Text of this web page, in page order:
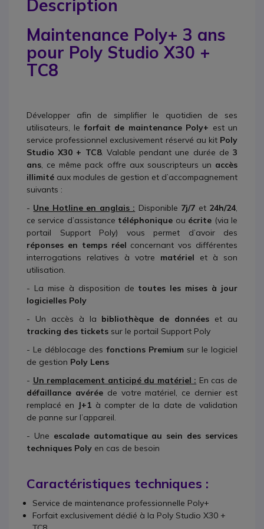
Description
Maintenance Poly+ 3 ans
pour Poly Studio X30 +
TC8
Développer afin de simplifier le quotidien de ses
utilisateurs, leforfait de maintenance Poly+ est un
service professionnel exclusivement réservé au kit Poly
Studio X30 + TC8. Valable pendant une durée de3
ans, ce même pack offre aux souscripteurs un accès
illimité aux modules de gestion et d’accompagnement
suivants :
- Une Hotline en anglais : Disponible 7j/7 et 24h/24,
ce service d’assistance téléphonique ou écrite (via le
portail Support Poly) vous permet d’avoir des
réponses en temps réel concernant vos différentes
interrogations relatives à votre matériel et à son
utilisation.
- La mise à disposition de toutes les mises à jour
logicielles Poly
- Un accès à la bibliothèque de données et au
tracking des tickets sur le portail Support Poly
- Le déblocage desfonctions Premiumsur le logiciel
de gestion Poly Lens
- Un remplacement anticipé du matériel : En cas de
défaillance avéréede votre matériel, ce dernier est
remplacé en J+1 à compter de la date de validation
de panne sur l’appareil.
- Une escalade automatique au sein des services
techniques Poly en cas de besoin
Caractéristiques techniques :
Service de maintenance professionnelle Poly+
Forfait exclusivement dédié à la Poly Studio X30 +